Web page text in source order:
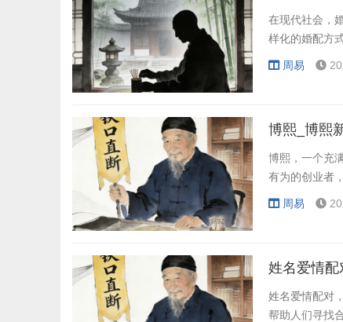
在现代社会，
样化的婚配方
周易
博熙_博熙
博熙，一个充
有为的创业者
周易
姓名爱情配
姓名爱情配对
帮助人们寻找